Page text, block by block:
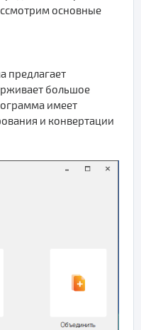
основные
предлагает
большое
имеет
и конвертации